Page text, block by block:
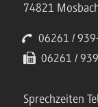
74821
06261 /
06261 /
Sprechzeiten